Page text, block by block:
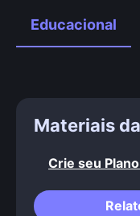
Educacional
Materiais
Crie seu